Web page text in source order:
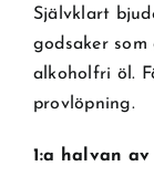
Självklart
godsaker som
alkoholfri öl.
provlöpning.
1:a halvan